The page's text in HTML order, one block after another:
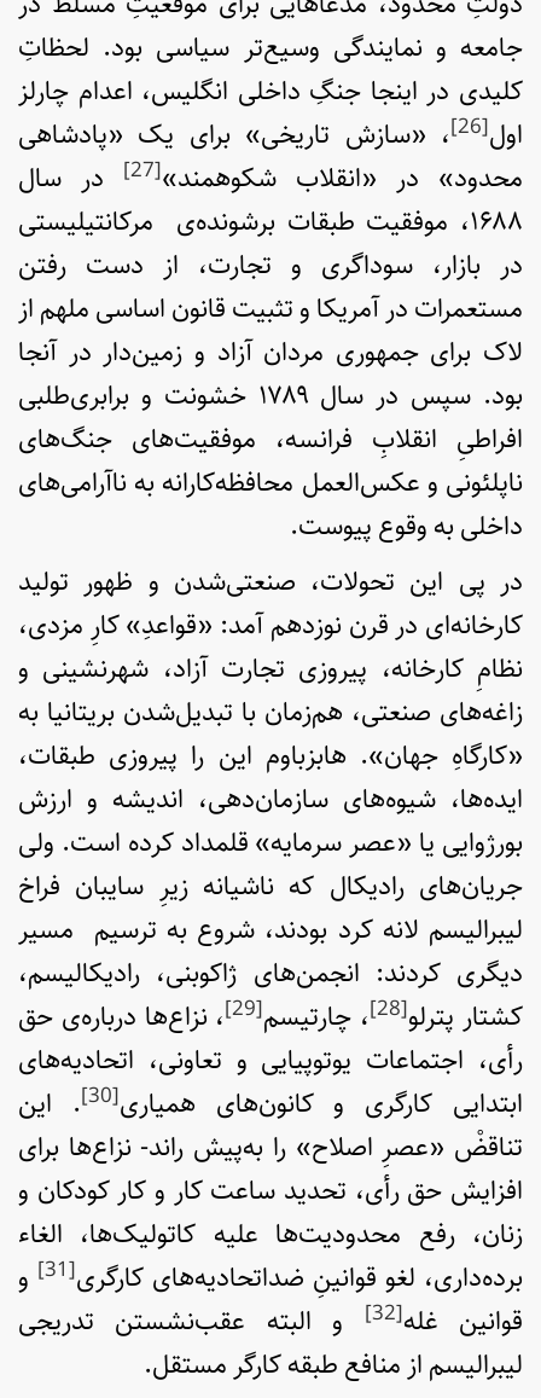
جامعه و نمایندگی وسیع‌تر سیاسی بود. لحظاتِ
کلیدی در اینجا جنگِ داخلی انگلیس، اعدام چارلز
اول[26]
، «سازش تاریخی» برای یک «پادشاهی
محدود» در «انقلاب شکوهمند»[27]
در سال
۱۶۸۸، موفقیت طبقات برشونده‌ی مرکانتیلیستی
در بازار، سوداگری و تجارت، از دست رفتن
مستعمرات در آمریکا و تثبیت قانون اساسی ملهم از
لاک برای جمهوری مردان آزاد و زمین‌دار در آنجا
بود. سپس در سال ۱۷۸۹ خشونت و برابری‌طلبی
افراطیِ انقلابِ فرانسه، موفقیت‌های جنگ‌های
ناپلئونی و عکس‌العمل محافظه‌کارانه به ناآرامی‌های
داخلی به وقوع پیوست.
در پی این تحولات، صنعتی‌شدن و ظهور تولید
کارخانه‌ای در قرن نوزدهم آمد: «قواعدِ» کارِ مزدی،
نظامِ کارخانه، پیروزی تجارت آزاد، شهرنشینی و
زاغه‌های صنعتی، هم‌زمان با تبدیل‌شدن بریتانیا به
«کارگاهِ جهان». هابزباوم این را پیروزی طبقات،
ایده‌ها، شیوه‌های سازمان‌دهی، اندیشه و ارزش
بورژوایی یا «عصر سرمایه» قلمداد کرده است. ولی
جریان‌های رادیکال که ناشیانه زیرِ سایبان فراخ
لیبرالیسم لانه کرد بودند، شروع به ترسیم مسیر
دیگری کردند: انجمن‌های ژاکوبنی، رادیکالیسم،
کشتار پترلو[28] ، چارتیسم[29]
، نزاع‌ها درباره‌ی حق
رأی، اجتماعات یوتوپیایی و تعاونی، اتحادیه‌های
ابتدایی کارگری و کانون‌های همیاری[30]
. این
تناقضْ «عصرِ اصلاح» را به‌پیش راند- نزاع‌ها برای
افزایش حق رأی، تحدید ساعت کار و کار کودکان و
زنان، رفع محدودیت‌ها علیه کاتولیک‌ها، الغاء
برده‌داری، لغو قوانینِ ضد‌اتحادیه‌های کارگری[31]
و
قوانین غله[32]
و البته عقب‌نشستن تدریجی
لیبرالیسم از منافع طبقه کارگر مستقل.